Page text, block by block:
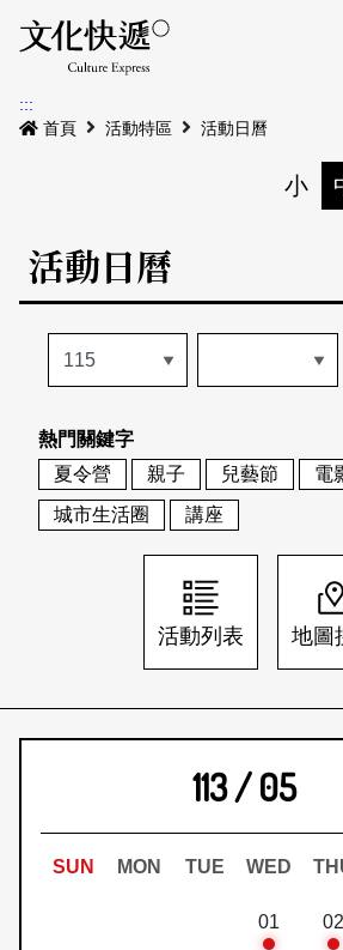
最新公告
本期專題
歷史專題
活動特區
活動列表
地圖搜尋
關於我們
關於我們
刊物索取地點
會員基本資料
刊登活動
網站導覽
日本語
:::
首頁
活動特區 活動日曆
小
活動日曆
熱門關鍵字
夏令營
親子 兒藝節
電
城市生活圈
講座
活動列表 地圖
113 / 05
SUN MON TUE WED
01 02